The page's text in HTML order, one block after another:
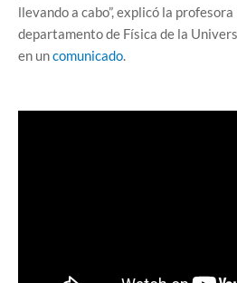
llevando a cabo”, explicó la
departamento de Física de la
en uncomunicado.